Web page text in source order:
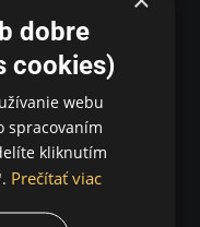
ktorý zarobil
podľa
z roku 1831 a vyniká
Paríž 15. storočia,
Quasimoda.
čase už známeho
pomohol tiež
horory, vrátane
túži po
Quasimodovi, aby
dobre
cookies)
webu
spracovaním
kliknutím
Prečítať viac